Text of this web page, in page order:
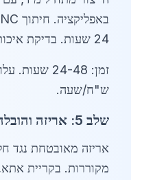
24 שעות. בדיקת איכות כוללת בדיקות הרסניות.
ש"ח/שעה.
שלב 5: אריזה והובלה
אריזה מאובטחת נגד
מקוררות. בקריית